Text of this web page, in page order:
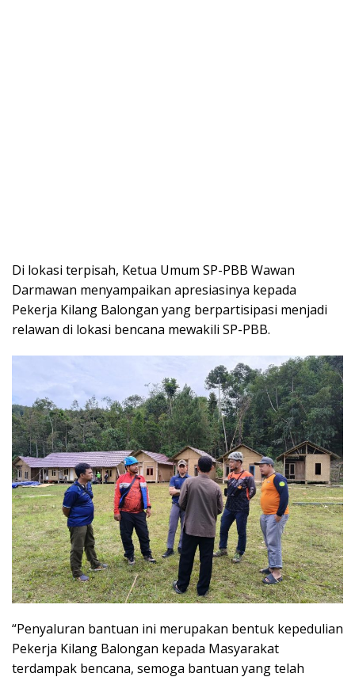
Di lokasi terpisah, Ketua Umum SP-PBB Wawan
Darmawan menyampaikan apresiasinya kepada
Pekerja Kilang Balongan yang berpartisipasi menjadi
relawan di lokasi bencana mewakili SP-PBB.
“Penyaluran bantuan ini merupakan bentuk kepedulian
Pekerja Kilang Balongan kepada Masyarakat
terdampak bencana, semoga bantuan yang telah